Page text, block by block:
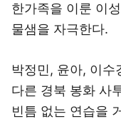
한가족을 이룬 이
물샘을 자극한다.
박정민, 윤아, 이수
다른 경북 봉화 사
빈틈 없는 연습을